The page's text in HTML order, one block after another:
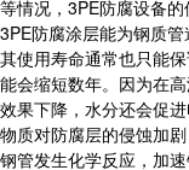
等情况，3PE防腐设备
3PE防腐涂层能为钢质
其使用寿命通常也只能
能会缩短数年。因为在
效果下降，水分还会促
物质对防腐层的侵蚀加
钢管发生化学反应，加速